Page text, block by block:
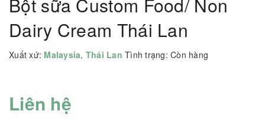
Dairy Cream Thái Lan
Xuất xứ: Malaysia, Thái Lan Tình trạng: Còn hàng
Liên hệ